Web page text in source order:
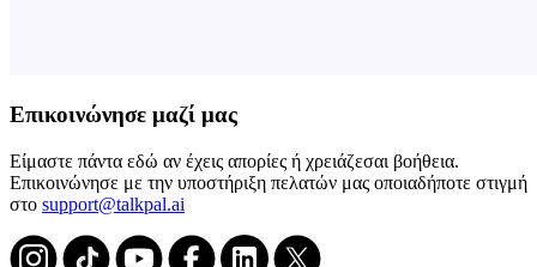
Επικοινώνησε μαζί μας
Είμαστε πάντα εδώ αν έχεις απορίες ή χρειάζεσαι βοήθεια.
Επικοινώνησε με την υποστήριξη πελατών μας οποιαδήποτε στιγμή
στο support@talkpal.ai